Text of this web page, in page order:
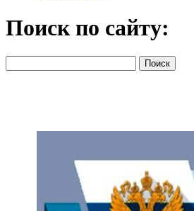
Поиск по сайту: